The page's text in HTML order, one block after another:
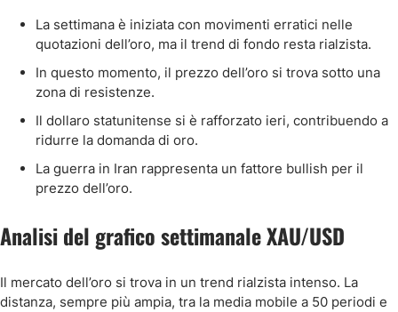
La settimana è iniziata con movimenti erratici nelle
quotazioni dell’oro, ma il trend di fondo resta rialzista.
In questo momento, il prezzo dell’oro si trova sotto una
zona di resistenze.
Il dollaro statunitense si è rafforzato ieri, contribuendo a
ridurre la domanda di oro.
La guerra in Iran rappresenta un fattore bullish per il
prezzo dell’oro.
Analisi del grafico settimanale XAU/USD
Il mercato dell’oro si trova in un trend rialzista intenso. La
distanza, sempre più ampia, tra la media mobile a 50 periodi e